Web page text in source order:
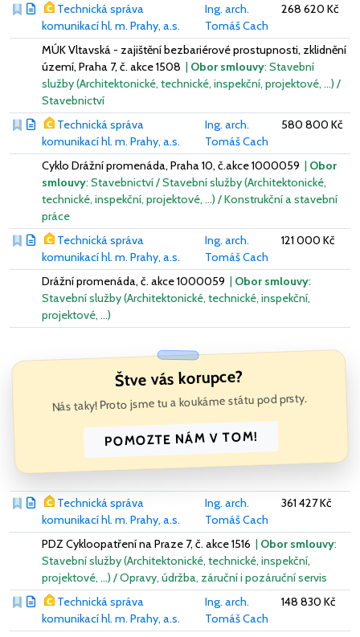
Technická správa
komunikací hl. m. Prahy, a.s.
Ing. arch.
Tomáš Cach
268 620 Kč
MÚK Vltavská - zajištění bezbariérové prostupnosti, zklidnění
území, Praha 7, č. akce 1508 | Obor smlouvy: Stavební
služby (Architektonické, technické, inspekční, projektové, …) /
Stavebnictví
Technická správa
komunikací hl. m. Prahy, a.s.
Ing. arch.
Tomáš Cach
580 800 Kč
Cyklo Drážní promenáda, Praha 10, č.akce 1000059 | Obor
smlouvy: Stavebnictví / Stavební služby (Architektonické,
technické, inspekční, projektové, …) / Konstrukční a stavební
práce
Technická správa
komunikací hl. m. Prahy, a.s.
Ing. arch.
Tomáš Cach
121 000 Kč
Drážní promenáda, č. akce 1000059 | Obor smlouvy:
Stavební služby (Architektonické, technické, inspekční,
projektové, …)
Štve vás korupce?
Nás taky! Proto jsme tu a koukáme státu pod prsty.
POMOZTE NÁM V TOM!
Technická správa
komunikací hl. m. Prahy, a.s.
Ing. arch.
Tomáš Cach
361 427 Kč
PDZ Cykloopatření na Praze 7, č. akce 1516 | Obor smlouvy:
Stavební služby (Architektonické, technické, inspekční,
projektové, …) / Opravy, údržba, záruční i pozáruční servis
Technická správa
komunikací hl. m. Prahy, a.s.
Ing. arch.
Tomáš Cach
148 830 Kč